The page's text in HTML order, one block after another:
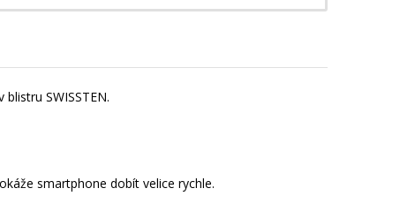
SWISSTEN.
smartphone dobít velice rychle.